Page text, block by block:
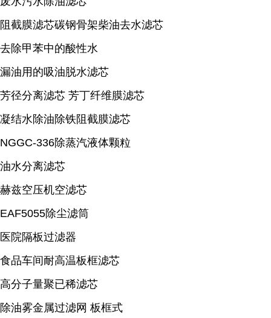
阻截膜滤芯碳钢骨架柴油去水滤芯
去除甲苯中的酸性水
漏油用的吸油脱水滤芯
芳径分离滤芯 芳丁纤维膜滤芯
凝结水除油除铁阻截膜滤芯
NGGC-336除蒸汽液体颗粒
油水分离滤芯
赫兹空压机空滤芯
EAF5055除尘滤筒
医院隔板过滤器
食品车间耐高温板框滤芯
高分子量聚已稀滤芯
除油雾金属过滤网 板框式